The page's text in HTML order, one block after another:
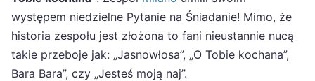
występem niedzielne Pytanie na Śniadanie! Mimo, że
historia zespołu jest złożona to fani nieustannie nucą
takie przeboje jak: „Jasnowłosa”, „O Tobie kochana”,
Bara Bara”, czy „Jesteś moją naj”.